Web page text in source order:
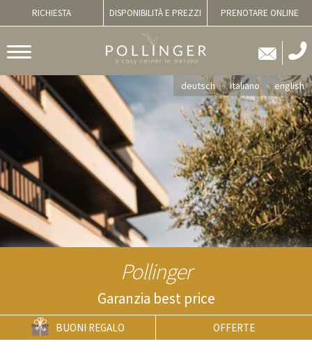
RICHIESTA DISPONIBILITÀ E PREZZI PRENOTARE ONLINE
deutsch italiano english
Pollinger
Garanzia best price
BUONI REGALO OFFERTE